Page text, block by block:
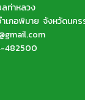
ท่าหลวง
เภอพิมาย จังหวัดนคร
482500